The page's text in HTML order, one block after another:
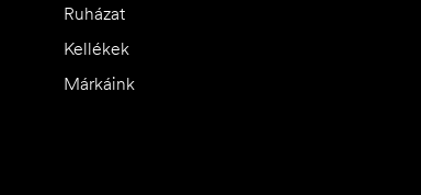
Ruházat
Kellékek
Márkáink